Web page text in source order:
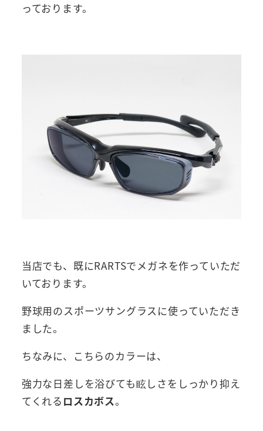
っております。
当店でも、既にRARTSでメガネを作っていただ
いております。
野球用のスポーツサングラスに使っていただき
ました。
ちなみに、こちらのカラーは、
強力な日差しを浴びても眩しさをしっかり抑え
てくれる ロスカボス。